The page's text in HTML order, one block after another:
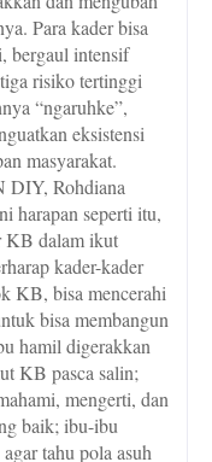
Para kader bisa
bergaul intensif
risiko tertinggi
“ngaruhke”,
eksistensi
masyarakat.
DIY, Rohdiana
harapan seperti itu,
KB dalam ikut
kader-kader
KB, bisa mencerahi
bisa membangun
hamil digerakkan
KB pasca salin;
mengerti, dan
baik; ibu-ibu
tahu pola asuh